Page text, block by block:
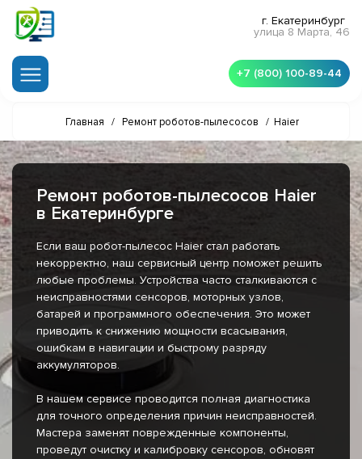
г. Екатеринбург
улица 8 Марта, 46
+7 (800) 100-89-44
Главная / Ремонт роботов-пылесосов / Haier
Ремонт роботов-пылесосов Haier
в Екатеринбурге
Если ваш робот-пылесос Haier стал работать
некорректно, наш сервисный центр поможет решить
любые проблемы. Устройства часто сталкиваются с
неисправностями сенсоров, моторных узлов,
батарей и программного обеспечения. Это может
приводить к снижению мощности всасывания,
ошибкам в навигации и быстрому разряду
аккумуляторов.
В нашем сервисе проводится полная диагностика
для точного определения причин неисправностей.
Мастера заменят поврежденные компоненты,
проведут очистку и калибровку сенсоров, обновят